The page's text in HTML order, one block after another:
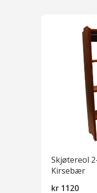
Skjøtereol
Kirsebær
kr 1120